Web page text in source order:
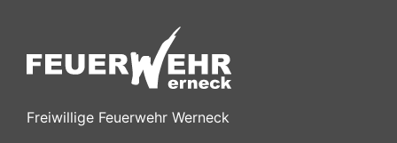
Freiwillige Feuerwehr Werneck